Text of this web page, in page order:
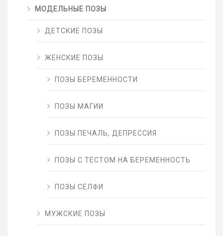
МОДЕЛЬНЫЕ ПОЗЫ
ДЕТСКИЕ ПОЗЫ
ЖЕНСКИЕ ПОЗЫ
ПОЗЫ БЕРЕМЕННОСТИ
ПОЗЫ МАГИИ
ПОЗЫ ПЕЧАЛЬ, ДЕПРЕССИЯ
ПОЗЫ С ТЕСТОМ НА БЕРЕМЕННОСТЬ
ПОЗЫ СЕЛФИ
МУЖСКИЕ ПОЗЫ